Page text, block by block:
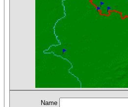
Name